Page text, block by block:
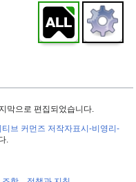
막으로 편집되었습니다.
티브 커먼즈 저작자표시-비영리-
.